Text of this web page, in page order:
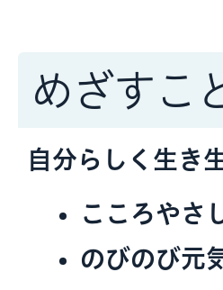
めざすこ
自分らしく生き
こころやさ
のびのび元